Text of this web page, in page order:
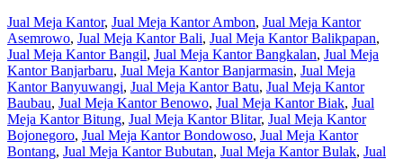
Jual Meja Kantor, Jual Meja Kantor Ambon, Jual Meja Kantor
Asemrowo, Jual Meja Kantor Bali, Jual Meja Kantor Balikpapan,
Jual Meja Kantor Bangil, Jual Meja Kantor Bangkalan, Jual Meja
Kantor Banjarbaru, Jual Meja Kantor Banjarmasin, Jual Meja
Kantor Banyuwangi, Jual Meja Kantor Batu, Jual Meja Kantor
Baubau, Jual Meja Kantor Benowo, Jual Meja Kantor Biak, Jual
Meja Kantor Bitung, Jual Meja Kantor Blitar, Jual Meja Kantor
Bojonegoro, Jual Meja Kantor Bondowoso, Jual Meja Kantor
Bontang, Jual Meja Kantor Bubutan, Jual Meja Kantor Bulak, Jual